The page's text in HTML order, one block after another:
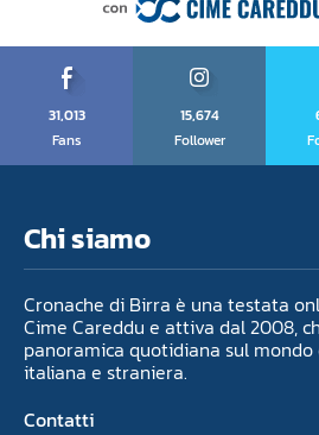
31,013
Fans
15,674
Follower
Chi siamo
Cronache di Birra è una testata
Cime Careddu e attiva dal 2008,
panoramica quotidiana sul
italiana e straniera.
Contatti